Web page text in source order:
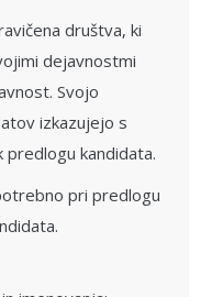
društva, ki
dejavnostmi
Svojo
izkazujejo s
kandidata.
pri predlogu